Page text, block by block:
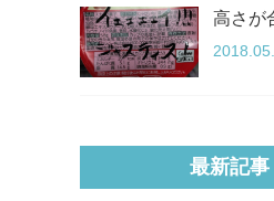
高さが
最新記事